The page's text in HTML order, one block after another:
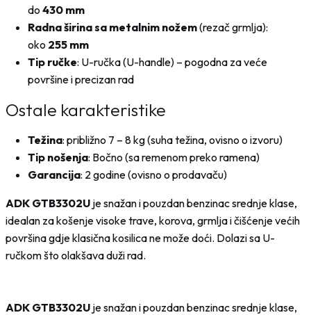
do 430 mm
Radna širina sa metalnim nožem(rezač grmlja):
oko 255 mm
Tip ručke: U-ručka (U-handle) – pogodna za veće
površine i precizan rad
Ostale karakteristike
Težina: približno 7 – 8 kg (suha težina, ovisno o izvoru)
Tip nošenja: Bočno (sa remenom preko ramena)
Garancija: 2 godine (ovisno o prodavaču)
ADK GTB3302U je snažan i pouzdan benzinac srednje klase,
idealan za košenje visoke trave, korova, grmlja i čišćenje većih
površina gdje klasična kosilica ne može doći. Dolazi sa U-
ručkom što olakšava duži rad.
ADK GTB3302U je snažan i pouzdan benzinac srednje klase,